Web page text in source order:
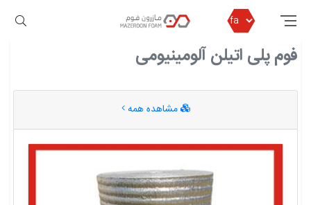
مازرون فوم فوم پلی اتیلن آلومینیومی
فوم پلی اتیلن آلومینیومی
مشاهده همه